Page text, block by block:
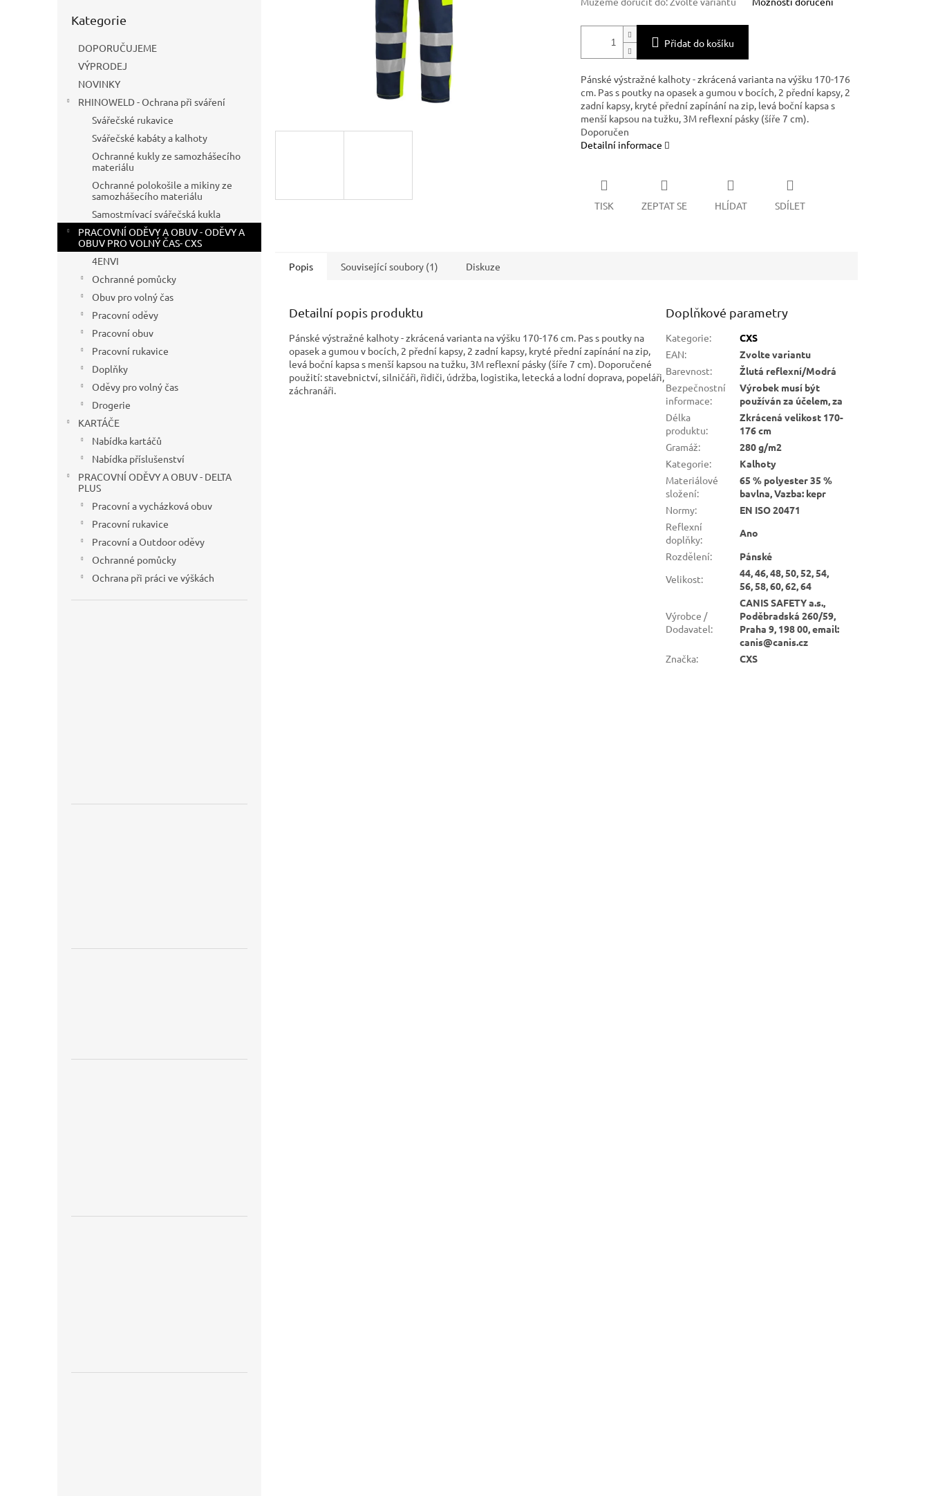
kategorie
Kategorie
DOPORUČUJEME
VÝPRODEJ
NOVINKY
RHINOWELD - Ochrana při sváření
Svářečské rukavice
Svářečské kabáty a kalhoty
Ochranné kukly ze samozhášecího
materiálu
Ochranné polokošile a mikiny ze
samozhášecího materiálu
Samostmívací svářečská kukla
PRACOVNÍ ODĚVY A OBUV - ODĚVY A
OBUV PRO VOLNÝ ČAS- CXS
4ENVI
Ochranné pomůcky
Obuv pro volný čas
Pracovní oděvy
Pracovní obuv
Pracovní rukavice
Doplňky
Oděvy pro volný čas
Drogerie
KARTÁČE
Nabídka kartáčů
Nabídka příslušenství
PRACOVNÍ ODĚVY A OBUV - DELTA
PLUS
Pracovní a vycházková obuv
Pracovní rukavice
Pracovní a Outdoor oděvy
Ochranné pomůcky
Ochrana při práci ve výškách
Přidat do košíku
Pánské výstražné kalhoty - zkrácená varianta na výšku 170-176
cm. Pas s poutky na opasek a gumou v bocích, 2 přední kapsy, 2
zadní kapsy, kryté přední zapínání na zip, levá boční kapsa s
menší kapsou na tužku, 3M reflexní pásky (šíře 7 cm).
Doporučen
Detailní informace
TISK ZEPTAT SE HLÍDAT SDÍLET
Popis Související soubory (1) Diskuze
Detailní popis produktu
Pánské výstražné kalhoty - zkrácená varianta na výšku 170-176 cm. Pas s poutky na
opasek a gumou v bocích, 2 přední kapsy, 2 zadní kapsy, kryté přední zapínání na zip,
levá boční kapsa s menší kapsou na tužku, 3M reflexní pásky (šíře 7 cm). Doporučené
použití: stavebnictví, silničáři, řidiči, údržba, logistika, letecká a lodní doprava, popeláři,
záchranáři.
Doplňkové parametry
Kategorie:
CXS
EAN:
Zvolte variantu
Barevnost:
Žlutá reflexní/Modrá
Bezpečnostní
informace:
Výrobek musí být
používán za účelem, za
Délka
produktu:
Zkrácená velikost 170-
176 cm
Gramáž:
280 g/m2
Kategorie:
Kalhoty
Materiálové
složení:
65 % polyester 35 %
bavlna, Vazba: kepr
Normy:
EN ISO 20471
Reflexní
doplňky:
Ano
Rozdělení:
Pánské
Velikost:
44, 46, 48, 50, 52, 54,
56, 58, 60, 62, 64
Výrobce /
Dodavatel:
CANIS SAFETY a.s.,
Poděbradská 260/59,
Praha 9, 198 00, email:
canis@canis.cz
Značka: CXS